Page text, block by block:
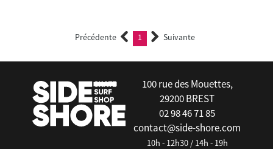
Précédente 1 (current)Suivante
100 rue des Mouettes,
29200 BREST
02 98 46 71 85
contact@side-shore.com
10h - 12h30 / 14h - 19h